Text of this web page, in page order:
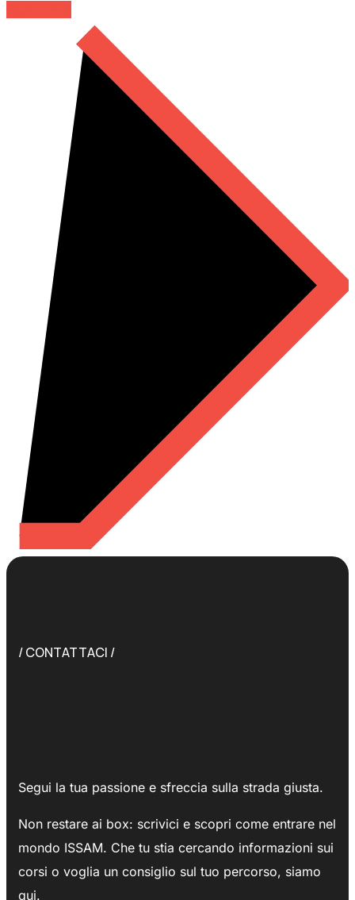
/ CONTATTACI /
Segui la tua passione e sfreccia sulla strada giusta.
Non restare ai box: scrivici e scopri come entrare nel
mondo ISSAM. Che tu stia cercando informazioni sui
corsi o voglia un consiglio sul tuo percorso, siamo
qui.